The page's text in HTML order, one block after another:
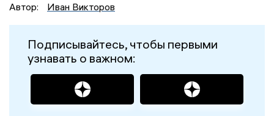
Автор:
Иван Викторов
Подписывайтесь, чтобы первыми
узнавать о важном: